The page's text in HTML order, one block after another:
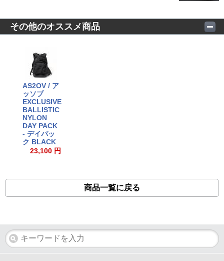
その他のオススメ商品
AS2OV / ア
ッソブ
EXCLUSIVE
BALLISTIC
NYLON
DAY PACK
- デイパッ
ク BLACK
23,100 円
商品一覧に戻る